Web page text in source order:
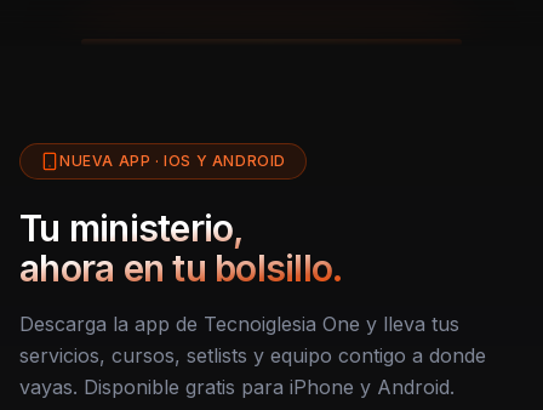
NUEVA APP · IOS Y ANDROID
Tu ministerio,
ahora en tu bolsillo.
Descarga la app de Tecnoiglesia One y lleva tus
servicios, cursos, setlists y equipo contigo a donde
vayas. Disponible gratis para iPhone y Android.